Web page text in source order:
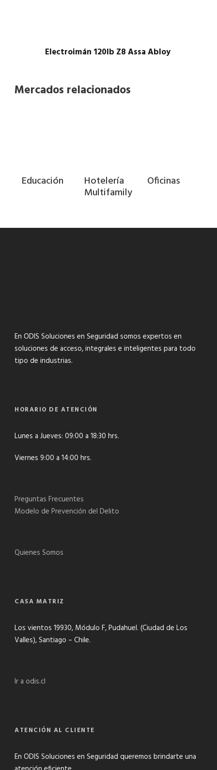
Electroimán 120lb Z8 Assa Abloy ​
Mercados relacionados
Educación Hotelería
Multifamily
Oficinas
En ODIS Soluciones en Seguridad somos expertos en
soluciones de acceso, integrales e inteligentes para todo
tipo de industrias.
HORARIO DE ATENCIÓN
Lunes a Jueves: 09:00 a 18:30 hrs.
Viernes 9:00 a 14:00 hrs.
Preguntas Frecuentes
Modelo de Prevención del Delito
Quienes Somos
CASA MATRIZ
Los vientos 19930, Módulo F, Pudahuel. (Ciudad de Los
Valles), Santiago – Chile.
Ir a odis.cl
ATENCIÓN AL CLIENTE
En ODIS Soluciones en Seguridad queremos brindarte una